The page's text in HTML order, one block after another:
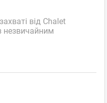
від Chalet
незвичайним